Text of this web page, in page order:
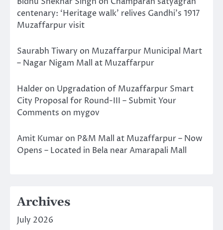
centenary: ‘Heritage walk’ relives Gandhi’s 1917
Muzaffarpur visit
Saurabh Tiwary on Muzaffarpur Municipal Mart
– Nagar Nigam Mall at Muzaffarpur
Halder on Upgradation of Muzaffarpur Smart
City Proposal for Round-III – Submit Your
Comments on mygov
Amit Kumar on P&M Mall at Muzaffarpur – Now
Opens – Located in Bela near Amarapali Mall
Archives
July 2026